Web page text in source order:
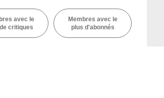
avec le
critiques
Membres avec le
plus d'abonnés